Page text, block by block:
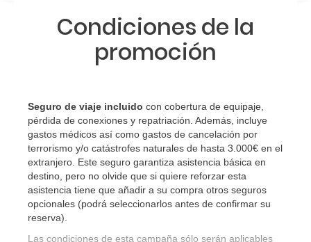
Condiciones de la
promoción
Seguro de viaje incluido con cobertura de equipaje,
pérdida de conexiones y repatriación. Además, incluye
gastos médicos así como gastos de cancelación por
terrorismo y/o catástrofes naturales de hasta 3.000€ en el
extranjero. Este seguro garantiza asistencia básica en
destino, pero no olvide que si quiere reforzar esta
asistencia tiene que añadir a su compra otros seguros
opcionales (podrá seleccionarlos antes de confirmar su
reserva)
Las condiciones de esta campaña sólo serán aplicables